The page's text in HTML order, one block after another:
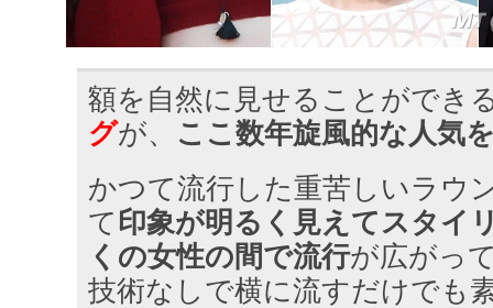
額を自然に見せることができ
グが、 ここ数年旋風的な人気
かつて流行した重苦しいラウ
て印象が明るく見えてスタイ
くの女性の間で流行が広がっ
技術なしで横に流すだけでも